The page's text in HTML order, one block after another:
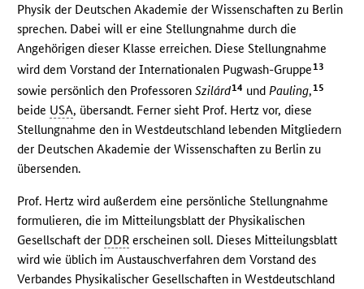
Physik der Deutschen Akademie der Wissenschaften zu Berlin
sprechen. Dabei will er eine Stellungnahme durch die
Angehörigen dieser Klasse erreichen. Diese Stellungnahme
wird dem Vorstand der Internationalen Pugwash-Gruppe13
sowie persönlich den ProfessorenSzilárd14 und Pauling,15
beide USA, übersandt. Ferner sieht Prof. Hertz vor, diese
Stellungnahme den in Westdeutschland lebenden Mitgliedern
der Deutschen Akademie der Wissenschaften zu Berlin zu
übersenden.
Prof. Hertz wird außerdem eine persönliche Stellungnahme
formulieren, die im Mitteilungsblatt der Physikalischen
Gesellschaft der DDR erscheinen soll. Dieses Mitteilungsblatt
wird wie üblich im Austauschverfahren dem Vorstand des
Verbandes Physikalischer Gesellschaften in Westdeutschland